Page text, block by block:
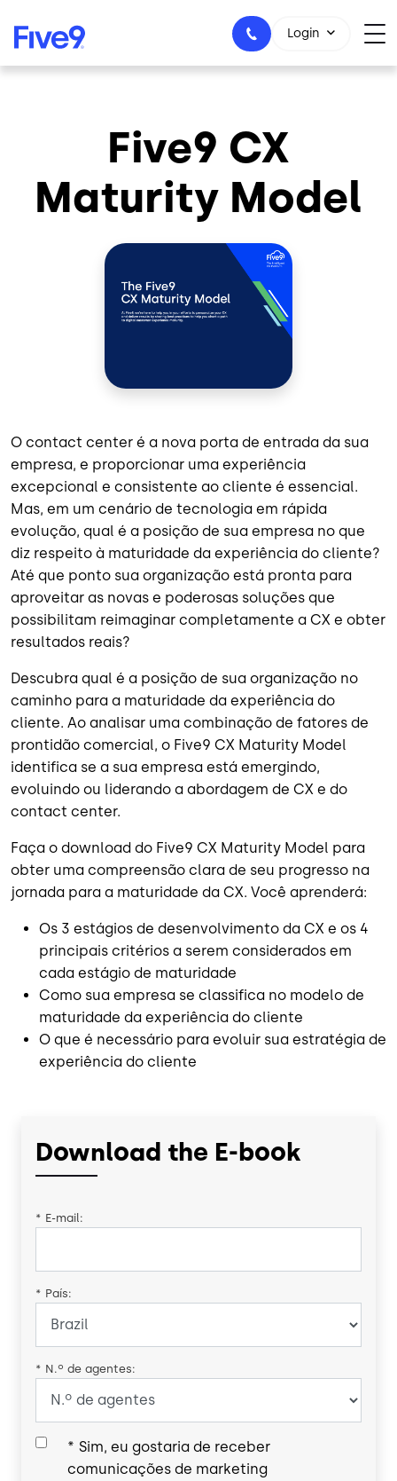
+55-11-99434-6533
Login
Five9 CX
Maturity Model
O contact center é a nova porta de entrada da sua
empresa, e proporcionar uma experiência
excepcional e consistente ao cliente é essencial.
Mas, em um cenário de tecnologia em rápida
evolução, qual é a posição de sua empresa no que
diz respeito à maturidade da experiência do cliente?
Até que ponto sua organização está pronta para
aproveitar as novas e poderosas soluções que
possibilitam reimaginar completamente a CX e obter
resultados reais?
Descubra qual é a posição de sua organização no
caminho para a maturidade da experiência do
cliente. Ao analisar uma combinação de fatores de
prontidão comercial, o Five9 CX Maturity Model
identifica se a sua empresa está emergindo,
evoluindo ou liderando a abordagem de CX e do
contact center.
Faça o download do Five9 CX Maturity Model para
obter uma compreensão clara de seu progresso na
jornada para a maturidade da CX. Você aprenderá:
Os 3 estágios de desenvolvimento da CX e os 4
principais critérios a serem considerados em
cada estágio de maturidade
Como sua empresa se classifica no modelo de
maturidade da experiência do cliente
O que é necessário para evoluir sua estratégia de
experiência do cliente
Download the E-book
* E-mail:
* País:
* N.º de agentes:
* Sim, eu gostaria de receber
comunicações de marketing